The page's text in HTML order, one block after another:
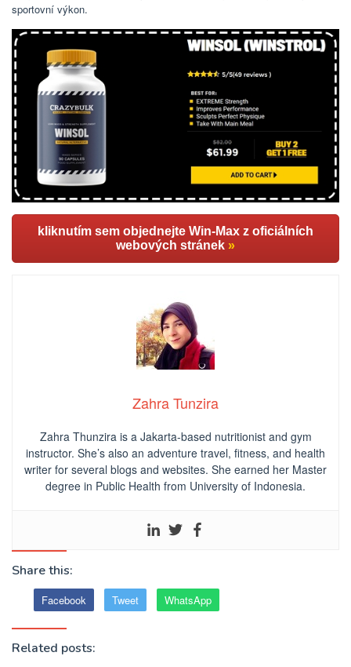
sportovní výkon.
kliknutím sem objednejte Win-Max z oficiálních
webových stránek »
Zahra Tunzira
Zahra Thunzira is a Jakarta-based nutritionist and gym
instructor. She’s also an adventure travel, fitness, and health
writer for several blogs and websites. She earned her Master
degree in Public Health from University of Indonesia.
Share this:
Facebook Tweet WhatsApp
Related posts: